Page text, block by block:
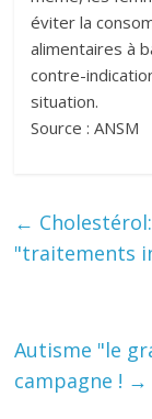
éviter la
alimentaires à
contre-
situation.
Source : ANSM
←
"traitements
Autisme "le
campagne ! →